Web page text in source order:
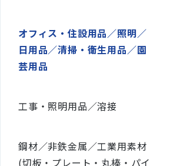
オフィス・住設用品／照明／
日用品／清掃・衛生用品／園
芸用品
工事・照明用品／溶接
鋼材／非鉄金属／工業用素材
(切板・プレート・丸棒・パイ